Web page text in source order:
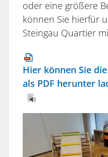
oder eine größere
können Sie hierfür
Steingau Quartier
Hier können Sie
als PDF herunter